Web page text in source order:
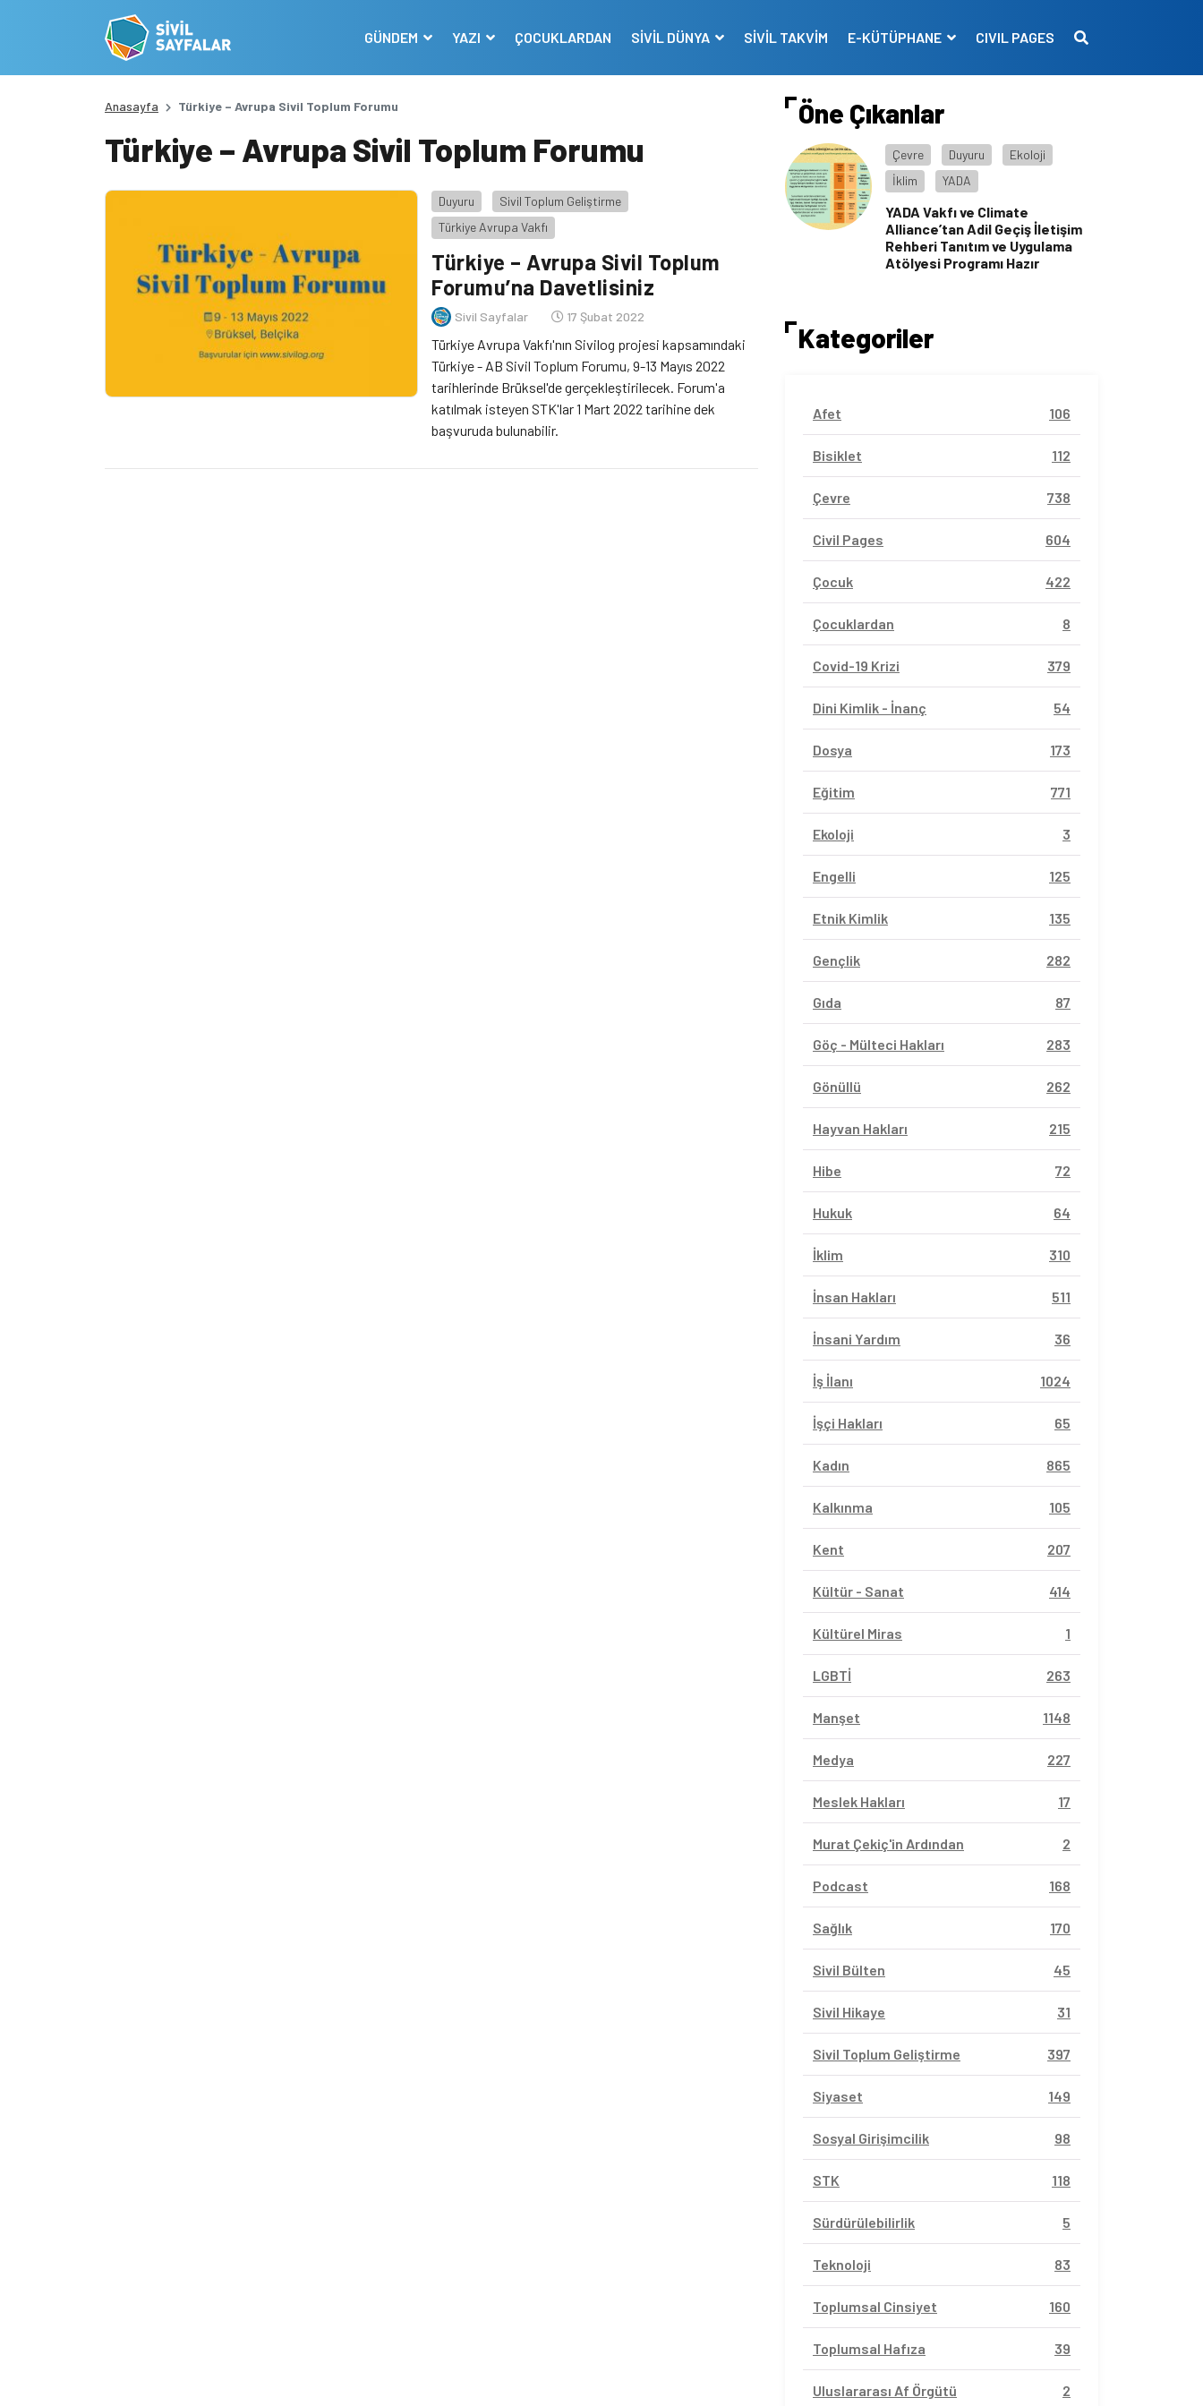
GÜNDEM YAZI ÇOCUKLARDAN SİVİL DÜNYA SİVİL TAKVİM E-KÜTÜPHANE CIVIL PAGES
Anasayfa Türkiye – Avrupa Sivil Toplum Forumu
Türkiye – Avrupa Sivil Toplum Forumu
Duyuru
Sivil Toplum Geliştirme
Türkiye Avrupa Vakfı
Türkiye – Avrupa Sivil Toplum
Forumu’na Davetlisiniz
Sivil Sayfalar 17 Şubat 2022
Türkiye Avrupa Vakfı'nın Sivilog projesi kapsamındaki
Türkiye - AB Sivil Toplum Forumu, 9-13 Mayıs 2022
tarihlerinde Brüksel'de gerçekleştirilecek. Forum'a
katılmak isteyen STK'lar 1 Mart 2022 tarihine dek
başvuruda bulunabilir.
Öne Çıkanlar
Çevre Duyuru
Ekoloji
İklim
YADA
YADA Vakfı ve Climate
Alliance’tan Adil Geçiş İletişim
Rehberi Tanıtım ve Uygulama
Atölyesi Programı Hazır
Kategoriler
Afet 106
Bisiklet 112
Çevre 738
Civil Pages 604
Çocuk 422
Çocuklardan 8
Covid-19 Krizi 379
Dini Kimlik - İnanç 54
Dosya 173
Eğitim 771
Ekoloji 3
Engelli 125
Etnik Kimlik 135
Gençlik 282
Gıda 87
Göç - Mülteci Hakları 283
Gönüllü 262
Hayvan Hakları 215
Hibe 72
Hukuk 64
İklim 310
İnsan Hakları 511
İnsani Yardım 36
İş İlanı 1024
İşçi Hakları 65
Kadın 865
Kalkınma 105
Kent 207
Kültür - Sanat 414
Kültürel Miras 1
LGBTİ 263
Manşet 1148
Medya 227
Meslek Hakları 17
Murat Çekiç'in Ardından 2
Podcast 168
Sağlık 170
Sivil Bülten 45
Sivil Hikaye 31
Sivil Toplum Geliştirme 397
Siyaset 149
Sosyal Girişimcilik 98
STK 118
Sürdürülebilirlik 5
Teknoloji 83
Toplumsal Cinsiyet 160
Toplumsal Hafıza 39
Uluslararası Af Örgütü 2